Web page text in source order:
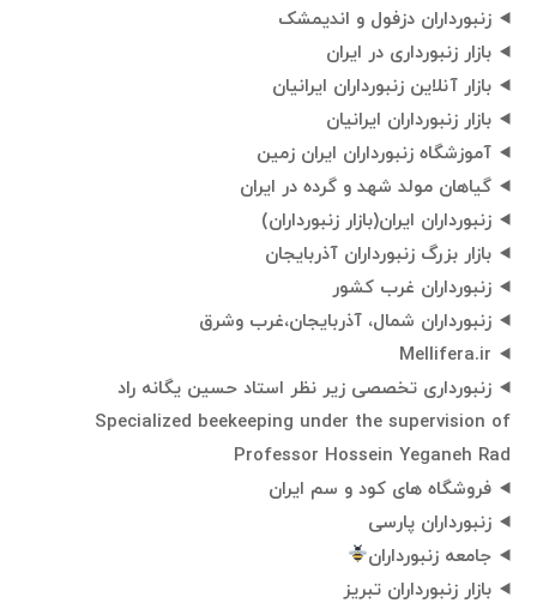
زنبورداران دزفول و اندیمشک
بازار زنبورداری در ایران
بازار آنلاین زنبورداران ایرانیان
بازار زنبورداران ایرانیان
آموزشگاه زنبورداران ایران زمین
گیاهان مولد شهد و گرده در ایران
زنبورداران ایران(بازار زنبورداران)
بازار بزرگ زنبورداران آذربایجان
زنبورداران غرب کشور
زنبورداران شمال، آذربایجان،غرب وشرق
Mellifera.ir
زنبورداری تخصصی زیر نظر استاد حسین یگانه راد
Specialized beekeeping under the supervision of
Professor Hossein Yeganeh Rad
فروشگاه های کود و سم ایران
زنبورداران پارسی
جامعه زنبورداران
بازار زنبورداران تبریز